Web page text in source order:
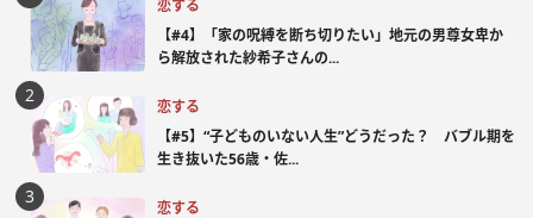
恋する
【#4】「家の呪縛を断ち切りたい」地元の男尊女卑か
ら解放された紗希子さんの...
恋する
【#5】“子どものいない人生”どうだった？ バブル期を
生き抜いた56歳・佐...
恋する